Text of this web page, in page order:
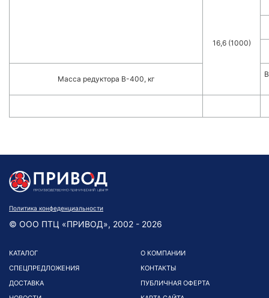
16,6 (1000)
Масса редуктора В-400, кг
Политика конфеденциальности
© ООО ПТЦ «ПРИВОД», 2002 - 2026
КАТАЛОГ
СПЕЦПРЕДЛОЖЕНИЯ
ДОСТАВКА
О КОМПАНИИ
КОНТАКТЫ
ПУБЛИЧНАЯ ОФЕРТА